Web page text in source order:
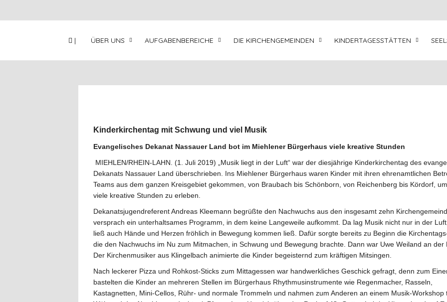
| ÜBER UNS AUFGABENBEREICHE DIE KIRCHENGEMEINDEN KINDERTAGESSTÄTTEN
Kinderkirchentag mit Schwung und viel Musik
Evangelisches Dekanat Nassauer Land bot im Miehlener Bürgerhaus viele kreative Stunden
MIEHLEN/RHEIN-LAHN. (1. Juli 2019) „Musik liegt in der Luft“ war der diesjährige Kinderkirchentag des
Dekanats Nassauer Land überschrieben. Ins Miehlener Bürgerhaus waren Kinder mit ihren ehrenamtlichen
Teams aus dem ganzen Kreisgebiet gekommen, von Braubach bis Schönborn, von Reichenberg bis Kördorf,
viele kreative Stunden zu erleben.
Dekanatsjugendreferent Andreas Kleemann begrüßte den Nachwuchs aus den insgesamt zehn
versprach ein unterhaltsames Programm, in dem keine Langeweile aufkommt. Da lag Musik nicht nur in der
ließ auch Hände und Herzen fröhlich in Bewegung kommen ließ. Dafür sorgte bereits zu Beginn die
die den Nachwuchs im Nu zum Mitmachen, in Schwung und Bewegung brachte. Dann war Uwe Weiland an der
Der Kirchenmusiker aus Klingelbach animierte die Kinder begeisternd zum kräftigen Mitsingen.
Nach leckerer Pizza und Rohkost-Sticks zum Mittagessen war handwerkliches Geschick gefragt, denn zum
bastelten die Kinder an mehreren Stellen im Bürgerhaus Rhythmusinstrumente wie Regenmacher, Rasseln,
Kastagnetten, Mini-Cellos, Rühr- und normale Trommeln und nahmen zum Anderen an einem Musik-Workshop